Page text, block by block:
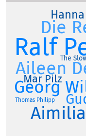
Ralf
Aileen
Die
Georg
Mar Pilz
The
Thomas Philipp